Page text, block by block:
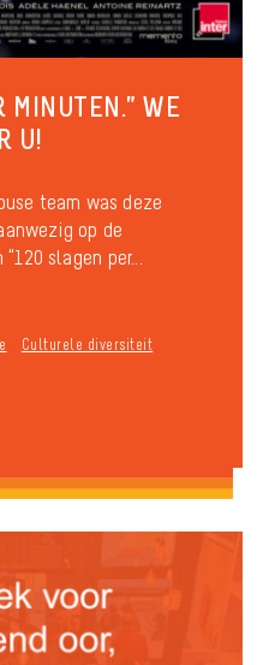
MINUTEN.” WE
U!
team was deze
op de
slagen per...
Culturele diversiteit